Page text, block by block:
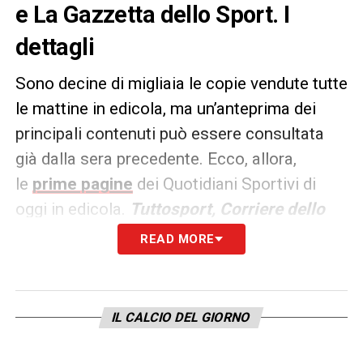
e La Gazzetta dello Sport. I
dettagli
Sono decine di migliaia le copie vendute tutte
le mattine in edicola, ma un’anteprima dei
principali contenuti può essere consultata
già dalla sera precedente. Ecco, allora,
le prime pagine dei Quotidiani Sportivi di
oggi in edicola.
Tuttosport, Corriere dello
Sport e La Gazzetta dello
rappresentano i principali quotidiani
giorno tanto per gli addetti ai lavori quanto
READ MORE
IL CALCIO DEL GIORNO